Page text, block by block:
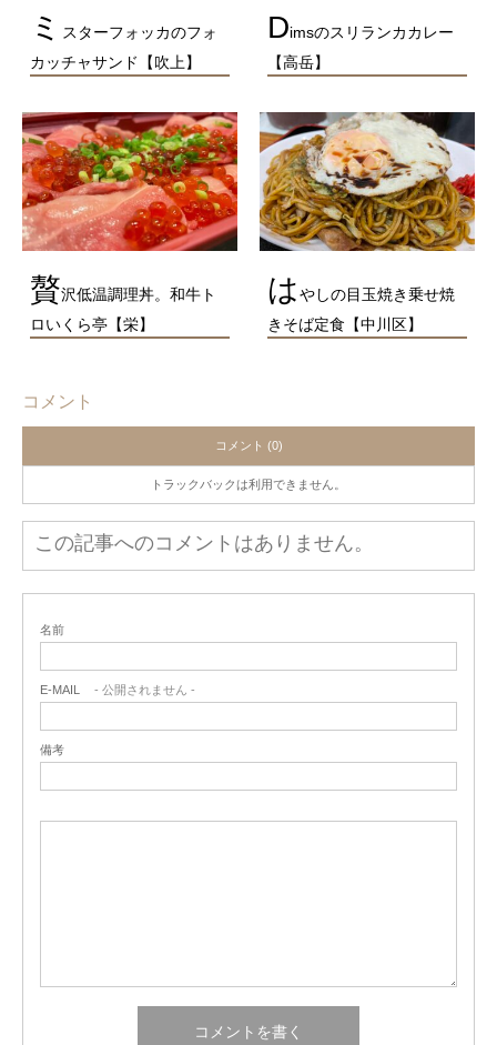
ミ
スターフォッカのフォ
カッチャサンド【吹上】
Dimsのスリランカカレー
【高岳】
贅沢低温調理丼。和牛ト
ロいくら亭【栄】
はやしの目玉焼き乗せ焼
きそば定食【中川区】
コメント
コメント (0)
トラックバックは利用できません。
この記事へのコメントはありません。
名前
E-MAIL - 公開されません -
備考